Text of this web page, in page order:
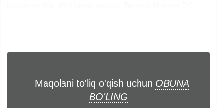
Maqolani to'liq o'qish uchun OBUNA
BO'LING